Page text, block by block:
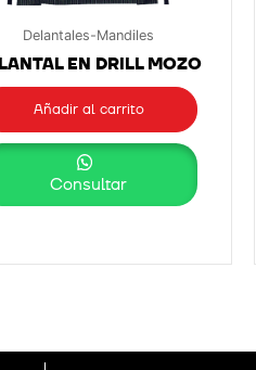
Delantales-Mandiles
EN DRILL MOZO
Añadir al carrito
Consultar